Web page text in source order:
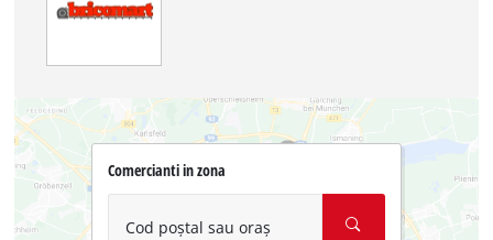
Comercianti in zona
Cod poștal sau oraș